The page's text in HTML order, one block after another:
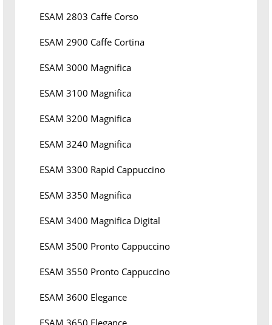
ESAM 2803 Caffe Corso
ESAM 2900 Caffe Cortina
ESAM 3000 Magnifica
ESAM 3100 Magnifica
ESAM 3200 Magnifica
ESAM 3240 Magnifica
ESAM 3300 Rapid Cappuccino
ESAM 3350 Magnifica
ESAM 3400 Magnifica Digital
ESAM 3500 Pronto Cappuccino
ESAM 3550 Pronto Cappuccino
ESAM 3600 Elegance
ESAM 3650 Elegance